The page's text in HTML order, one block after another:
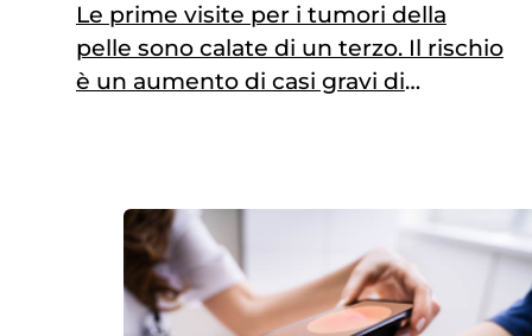
Le prime visite per i tumori della
pelle sono calate di un terzo. Il rischio
è un aumento di casi gravi di